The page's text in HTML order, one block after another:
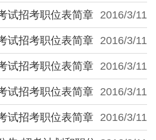
2016/3/11
试招考职位表简章
2016/3/11
试招考职位表简章
2016/3/11
试招考职位表简章
2016/3/11
试招考职位表简章
2016/3/11
试招考职位表简章